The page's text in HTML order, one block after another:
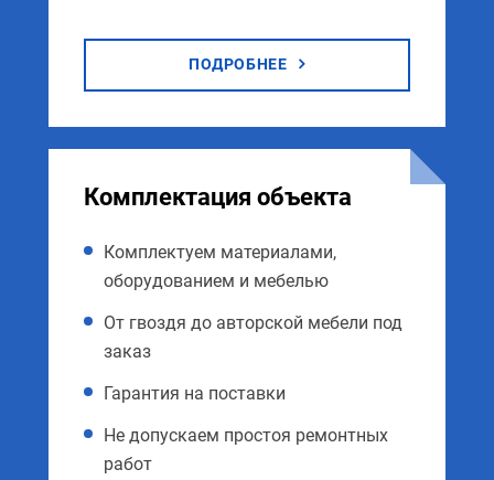
ПОДРОБНЕЕ
Комплектация объекта
Комплектуем материалами,
оборудованием и мебелью
От гвоздя до авторской мебели под
заказ
Гарантия на поставки
Не допускаем простоя ремонтных
работ